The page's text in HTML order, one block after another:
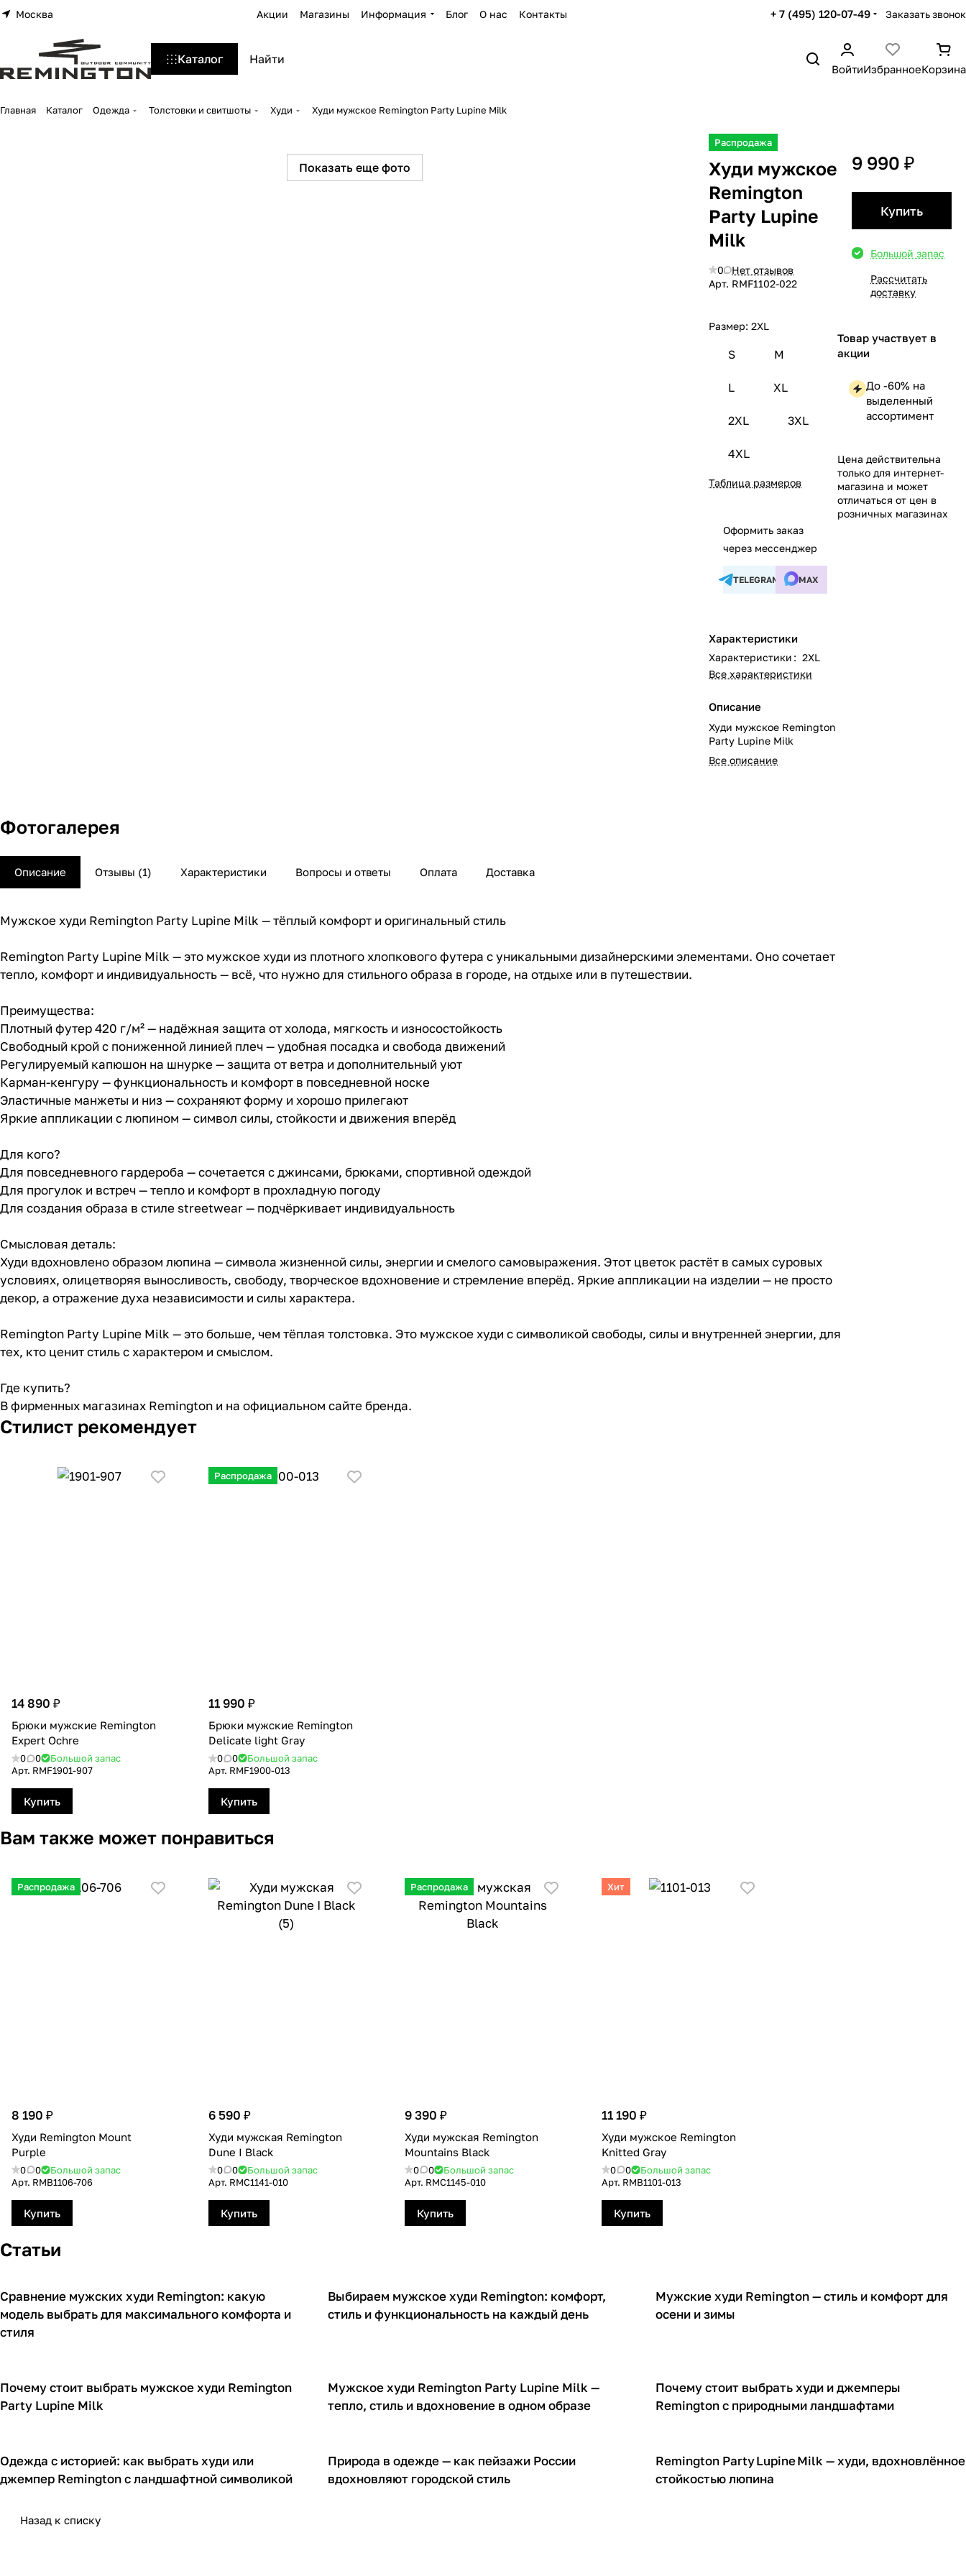
Москва Акции Магазины Информация Блог О нас Контакты + 7 (495) 120-07-49 Заказать звонок
Каталог
ВойтиИзбранноеКорзина
Главная Каталог Одежда Толстовки и свитшоты Худи Худи мужское Remington Party Lupine Milk
Показать еще фото
Распродажа
Худи мужское
Remington
Party Lupine
Milk
0
Нет отзывов
Арт. RMF1102-022
Размер: 2XL
S M
L XL
2XL 3XL
4XL
Таблица размеров
Оформить заказ
через мессенджер
TELEGRAM MAX
Характеристики
Характеристики : 2XL
Все характеристики
Описание
Худи мужское Remington
Party Lupine Milk
Все описание
9 990 ₽
Купить
Большой запас
Рассчитать
доставку
Товар участвует в
акции
До -60% на
выделенный
ассортимент
Цена действительна
только для интернет-
магазина и может
отличаться от цен в
розничных магазинах
Фотогалерея
Описание Отзывы (1) Характеристики Вопросы и ответы Оплата Доставка
Мужское худи Remington Party Lupine Milk — тёплый комфорт и оригинальный стиль
Remington Party Lupine Milk — это мужское худи из плотного хлопкового футера с уникальными дизайнерскими элементами. Оно сочетает
тепло, комфорт и индивидуальность — всё, что нужно для стильного образа в городе, на отдыхе или в путешествии.
Преимущества:
Плотный футер 420 г/м² — надёжная защита от холода, мягкость и износостойкость
Свободный крой с пониженной линией плеч — удобная посадка и свобода движений
Регулируемый капюшон на шнурке — защита от ветра и дополнительный уют
Карман-кенгуру — функциональность и комфорт в повседневной носке
Эластичные манжеты и низ — сохраняют форму и хорошо прилегают
Яркие аппликации с люпином — символ силы, стойкости и движения вперёд
Для кого?
Для повседневного гардероба — сочетается с джинсами, брюками, спортивной одеждой
Для прогулок и встреч — тепло и комфорт в прохладную погоду
Для создания образа в стиле streetwear — подчёркивает индивидуальность
Смысловая деталь:
Худи вдохновлено образом люпина — символа жизненной силы, энергии и смелого самовыражения. Этот цветок растёт в самых суровых
условиях, олицетворяя выносливость, свободу, творческое вдохновение и стремление вперёд. Яркие аппликации на изделии — не просто
декор, а отражение духа независимости и силы характера.
Remington Party Lupine Milk — это больше, чем тёплая толстовка. Это мужское худи с символикой свободы, силы и внутренней энергии, для
тех, кто ценит стиль с характером и смыслом.
Где купить?
В фирменных магазинах Remington и на официальном сайте бренда.
Стилист рекомендует
14 890 ₽
Брюки мужские Remington
Еxpert Оchre
0 0
Большой запас
Арт. RMF1901-907
Купить
Распродажа
11 990 ₽
Брюки мужские Remington
Delicate light Gray
0 0
Большой запас
Арт. RMF1900-013
Купить
Вам также может понравиться
Распродажа
8 190 ₽
Худи Remington Mount
Рurple
0 0
Большой запас
Арт. RMB1106-706
Купить
6 590 ₽
Худи мужская Remington
Dune I Вlack
0 0
Большой запас
Арт. RMС1141-010
Купить
Распродажа
9 390 ₽
Худи мужская Remington
Mountains Вlack
0 0
Большой запас
Арт. RMС1145-010
Купить
Хит
11 190 ₽
Худи мужское Remington
Knitted Gray
0 0
Большой запас
Арт. RMB1101-013
Купить
Статьи
О товарах
Сравнение мужских худи Remington: какую
модель выбрать для максимального комфорта и
стиля
О товарах
Выбираем мужское худи Remington: комфорт,
стиль и функциональность на каждый день
О товарах
Мужские худи Remington — стиль и комфорт для
осени и зимы
О товарах
Почему стоит выбрать мужское худи Remington
Party Lupine Milk
О товарах
Мужское худи Remington Party Lupine Milk —
тепло, стиль и вдохновение в одном образе
О товарах
Почему стоит выбрать худи и джемперы
Remington с природными ландшафтами
О товарах
Одежда с историей: как выбрать худи или
джемпер Remington с ландшафтной символикой
О товарах
Природа в одежде — как пейзажи России
вдохновляют городской стиль
О товарах
Remington Party Lupine Milk — худи, вдохновлённое
стойкостью люпина
Назад к списку